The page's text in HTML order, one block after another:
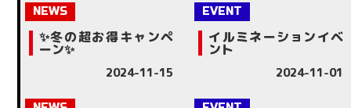
✨冬の超お得キャンペ
ーン✨
2024-11-15
イルミネーションイベ
ント
2024-11-01